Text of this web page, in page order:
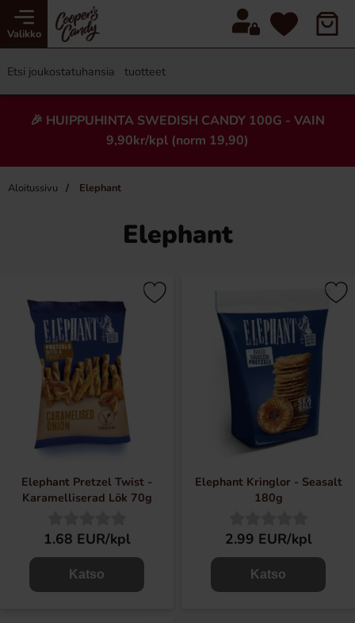
Valikko
🎉 HUIPPUHINTA SWEDISH CANDY 100G - VAIN
9,90kr/kpl (norm 19,90)
Aloitussivu Elephant
Elephant
Elephant Pretzel Twist -
Karamelliserad Lök 70g
1.68 EUR/kpl
Katso
Elephant Kringlor - Seasalt
180g
2.99 EUR/kpl
Katso